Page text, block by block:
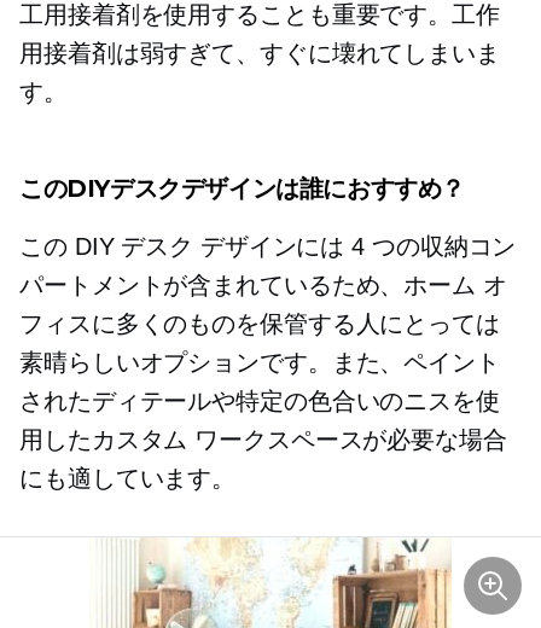
工用接着剤を使用することも重要です。工作
用接着剤は弱すぎて、すぐに壊れてしまいま
す。
このDIYデスクデザインは誰におすすめ？
この DIY デスク デザインには 4 つの収納コン
パートメントが含まれているため、ホーム オ
フィスに多くのものを保管する人にとっては
素晴らしいオプションです。また、ペイント
されたディテールや特定の色合いのニスを使
用したカスタム ワークスペースが必要な場合
にも適しています。